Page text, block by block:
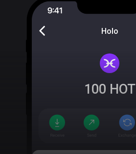
Holo
100 HOT